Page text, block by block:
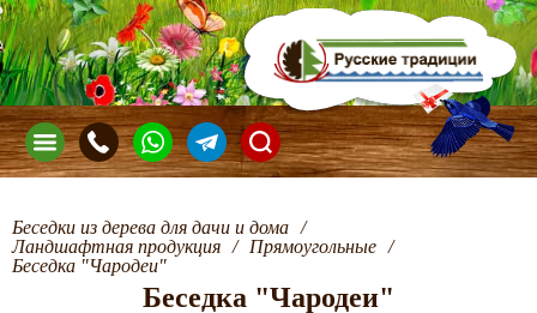
Беседки из дерева для дачи и дома /
Ландшафтная продукция / Прямоугольные /
Беседка "Чародеи"
Беседка "Чародеи"